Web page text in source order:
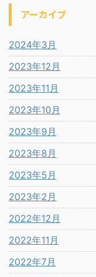
アーカイブ
2024年3月
2023年12月
2023年11月
2023年10月
2023年9月
2023年8月
2023年5月
2023年2月
2022年12月
2022年11月
2022年7月